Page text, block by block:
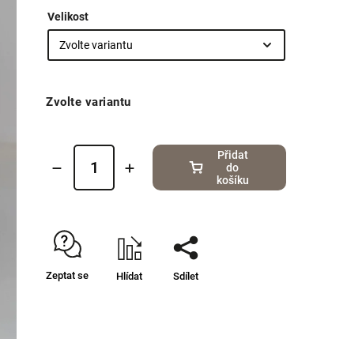
Velikost
Zvolte variantu
Přidat
do
košíku
Zeptat se Hlídat Sdílet